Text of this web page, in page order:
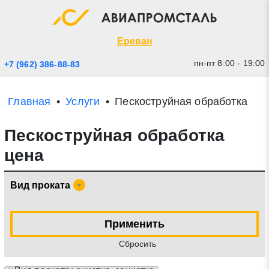
Ереван
+7 (962) 386-88-83 пн-пт 8:00 - 19:00
Главная Услуги Пескоструйная обработка
Пескоструйная обработка
цена
Вид проката
Применить
Cбросить
Экспресс заявка
Прикрепить файл (до 20 mb)
Отправить заявку